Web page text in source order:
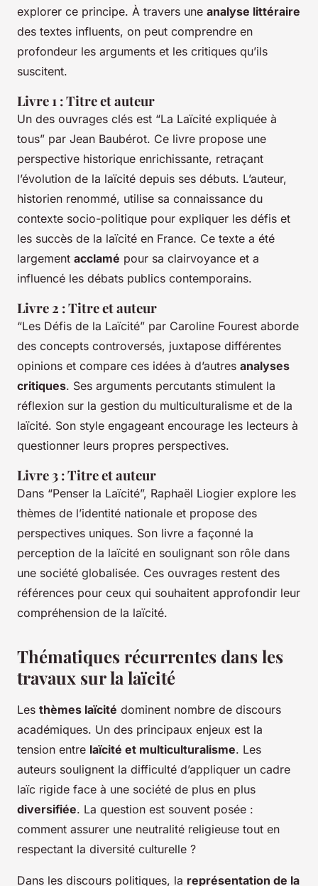
explorer ce principe. À travers une analyse littéraire
des textes influents, on peut comprendre en
profondeur les arguments et les critiques qu’ils
suscitent.
Livre 1 : Titre et auteur
Un des ouvrages clés est “La Laïcité expliquée à
tous” par Jean Baubérot. Ce livre propose une
perspective historique enrichissante, retraçant
l’évolution de la laïcité depuis ses débuts. L’auteur,
historien renommé, utilise sa connaissance du
contexte socio-politique pour expliquer les défis et
les succès de la laïcité en France. Ce texte a été
largement acclamé pour sa clairvoyance et a
influencé les débats publics contemporains.
Livre 2 : Titre et auteur
“Les Défis de la Laïcité” par Caroline Fourest aborde
des concepts controversés, juxtapose différentes
opinions et compare ces idées à d’autres analyses
critiques. Ses arguments percutants stimulent la
réflexion sur la gestion du multiculturalisme et de la
laïcité. Son style engageant encourage les lecteurs à
questionner leurs propres perspectives.
Livre 3 : Titre et auteur
Dans “Penser la Laïcité”, Raphaël Liogier explore les
thèmes de l’identité nationale et propose des
perspectives uniques. Son livre a façonné la
perception de la laïcité en soulignant son rôle dans
une société globalisée. Ces ouvrages restent des
références pour ceux qui souhaitent approfondir leur
compréhension de la laïcité.
Thématiques récurrentes dans les
travaux sur la laïcité
Les thèmes laïcité dominent nombre de discours
académiques. Un des principaux enjeux est la
tension entre laïcité et multiculturalisme. Les
auteurs soulignent la difficulté d’appliquer un cadre
laïc rigide face à une société de plus en plus
diversifiée. La question est souvent posée :
comment assurer une neutralité religieuse tout en
respectant la diversité culturelle ?
Dans les discours politiques, la représentation de la